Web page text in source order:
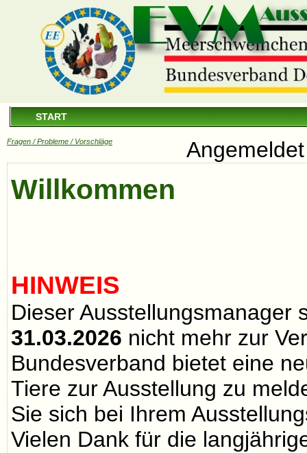
START
Fragen / Probleme / Vorschläge
Willkommen
HINWEIS
Dieser Ausstellungsmanager
31.03.2026 nicht mehr zur
Bundesverband bietet eine
Tiere zur Ausstellung zu
Sie sich bei Ihrem
Vielen Dank für die